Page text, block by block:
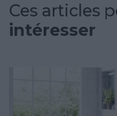
Ces articles
intéresser